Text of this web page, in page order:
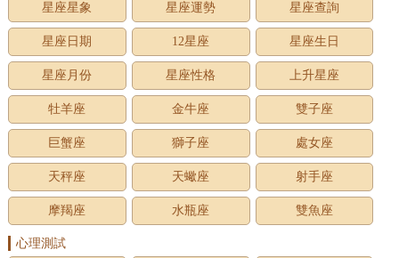
星座星象 星座運勢 星座查詢
星座日期 12星座 星座生日
星座月份 星座性格 上升星座
牡羊座 金牛座 雙子座
巨蟹座 獅子座 處女座
天秤座 天蠍座 射手座
摩羯座 水瓶座 雙魚座
心理測試